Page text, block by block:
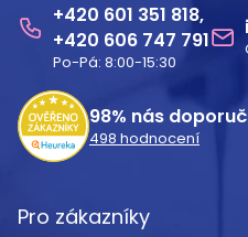
601 351 818
606 747 791
Po-Pá: 8:00-15:30
98% nás
498 hodnocení
Pro zákazníky